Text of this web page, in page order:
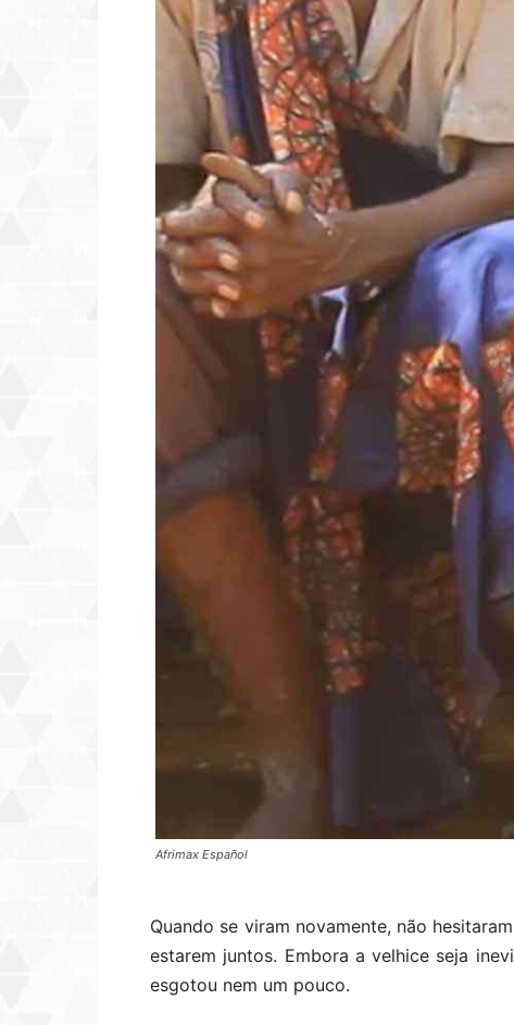
Afrimax Español
Quando se viram novamente, não
estarem juntos. Embora a velhice seja
esgotou nem um pouco.